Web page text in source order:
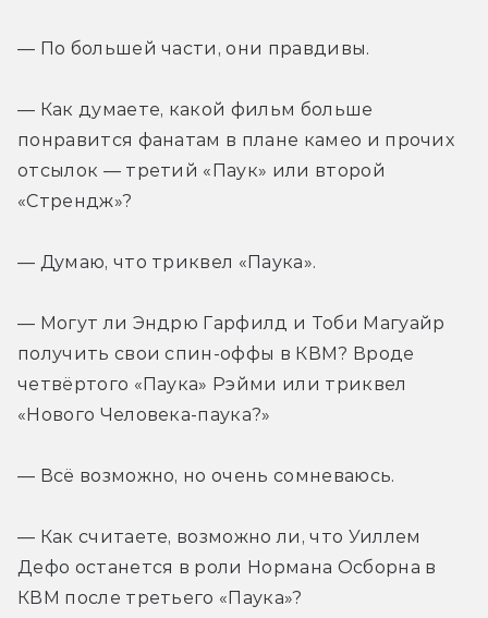
— По большей части, они правдивы.
— Как думаете, какой фильм больше
понравится фанатам в плане камео и прочих
отсылок — третий «Паук» или второй
«Стрендж»?
— Думаю, что триквел «Паука».
— Могут ли Эндрю Гарфилд и Тоби Магуайр
получить свои спин-оффы в КВМ? Вроде
четвёртого «Паука» Рэйми или триквел
«Нового Человека-паука?»
— Всё возможно, но очень сомневаюсь.
— Как считаете, возможно ли, что Уиллем
Дефо останется в роли Нормана Осборна в
КВМ после третьего «Паука»?